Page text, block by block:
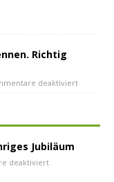
Richtig
deaktiviert
Jubiläum
deaktiviert